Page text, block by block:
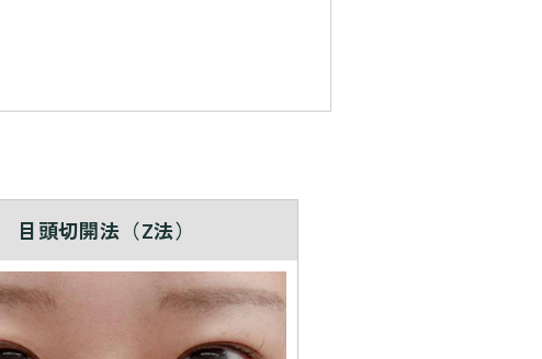
目頭切開法（Z法）